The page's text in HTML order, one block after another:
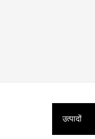
उत्पादों